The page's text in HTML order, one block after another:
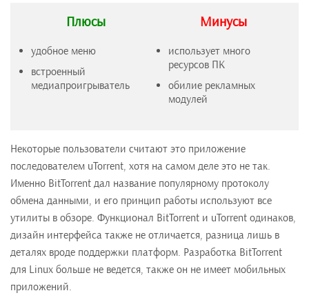
Плюсы
удобное меню
встроенный
медиапроигрыватель
Минусы
использует много
ресурсов ПК
обилие рекламных
модулей
Некоторые пользователи считают это приложение
последователем uTorrent, хотя на самом деле это не так.
Именно BitTorrent дал название популярному протоколу
обмена данными, и его принцип работы используют все
утилиты в обзоре. Функционал BitTorrent и uTorrent одинаков,
дизайн интерфейса также не отличается, разница лишь в
деталях вроде поддержки платформ. Разработка BitTorrent
для Linux больше не ведется, также он не имеет мобильных
приложений.